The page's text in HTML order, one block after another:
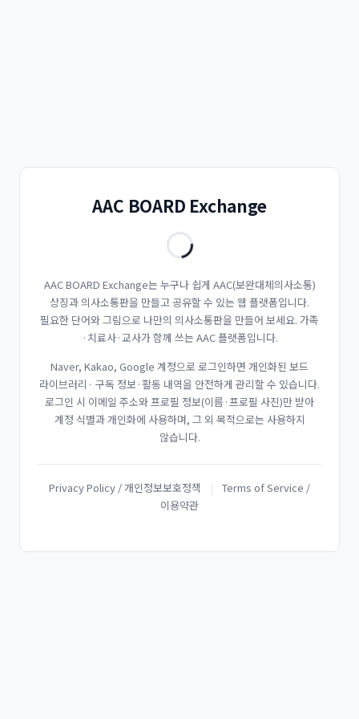
AAC BOARD Exchange
AAC BOARD Exchange는 누구나 쉽게 AAC(보완대체의사소통)
상징과 의사소통판을 만들고 공유할 수 있는 웹 플랫폼입니다.
필요한 단어와 그림으로 나만의 의사소통판을 만들어 보세요. 가족
·치료사·교사가 함께 쓰는 AAC 플랫폼입니다.
Naver, Kakao, Google 계정으로 로그인하면 개인화된 보드
라이브러리· 구독 정보·활동 내역을 안전하게 관리할 수 있습니다.
로그인 시 이메일 주소와 프로필 정보(이름·프로필 사진)만 받아
계정 식별과 개인화에 사용하며, 그 외 목적으로는 사용하지
않습니다.
Privacy Policy / 개인정보보호정책 |
Terms of Service /
이용약관